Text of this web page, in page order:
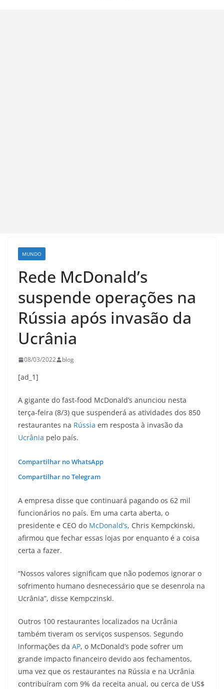
MUNDO
Rede McDonald’s
suspende operações na
Rússia após invasão da
Ucrânia
08/03/2022 blog
[ad_1]
A gigante do fast-food McDonald’s anunciou nesta
terça-feira (8/3) que suspenderá as atividades dos 850
restaurantes na Rússia em resposta à invasão da
Ucrânia pelo país.
Compartilhar no WhatsApp
Compartilhar no Telegram
A empresa disse que continuará pagando os 62 mil
funcionários no país. Em uma carta aberta, o
presidente e CEO do McDonald’s, Chris Kempckinski,
afirmou que fechar essas lojas por enquanto é a coisa
certa a fazer.
“Nossos valores significam que não podemos ignorar o
sofrimento humano desnecessário que se desenrola na
Ucrânia”, disse Kempczinski.
Outros 100 restaurantes localizados na Ucrânia
também tiveram os serviços suspensos. Segundo
informações da AP, o McDonald’s pode sofrer um
grande impacto financeiro devido aos fechamentos,
uma vez que os restaurantes na Rússia e na Ucrânia
contribuíram com 9% da receita anual, ou cerca de US$